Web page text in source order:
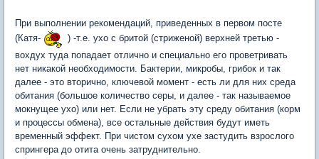
При выполнении рекомендаций, приведенных в первом посте
(Катя-
) -т.е. ухо с бритой (стриженой) верхней третью -
вохдух туда попадает отлично и специально его проветривать
нет никакой необходимости. Бактерии, микробы, грибок и так
далее - это вторично, ключевой момент - есть ли для них среда
обитания (большое количество серы, и далее - так называемое
мокнущее ухо) или нет. Если не убрать эту среду обитания (корм
и процессы обмена), все остальные действия будут иметь
временный эффект. При чистом сухом ухе застудить взрослого
спрингера до отита очень затруднительно.